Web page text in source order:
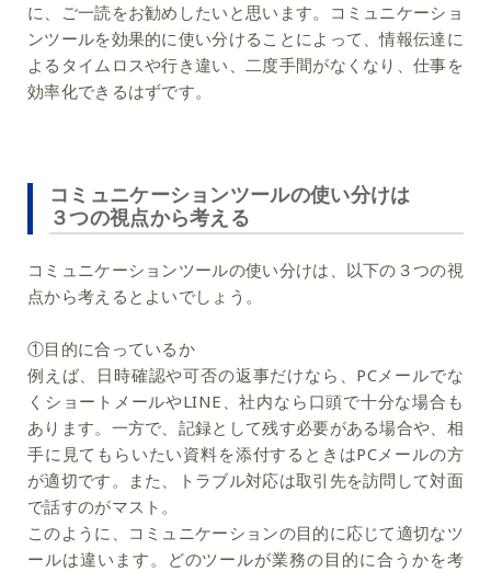
に、ご一読をお勧めしたいと思います。コミュニケーショ
ンツールを効果的に使い分けることによって、情報伝達に
よるタイムロスや行き違い、二度手間がなくなり、仕事を
効率化できるはずです。
コミュニケーションツールの使い分けは
３つの視点から考える
コミュニケーションツールの使い分けは、以下の３つの視
点から考えるとよいでしょう。
①目的に合っているか
例えば、日時確認や可否の返事だけなら、PCメールでな
くショートメールやLINE、社内なら口頭で十分な場合も
あります。一方で、記録として残す必要がある場合や、相
手に見てもらいたい資料を添付するときはPCメールの方
が適切です。また、トラブル対応は取引先を訪問して対面
で話すのがマスト。
このように、コミュニケーションの目的に応じて適切なツ
ールは違います。どのツールが業務の目的に合うかを考